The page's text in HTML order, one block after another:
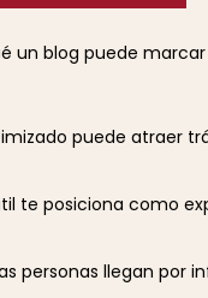
un blog puede
puede atraer
te posiciona como
personas llegan por